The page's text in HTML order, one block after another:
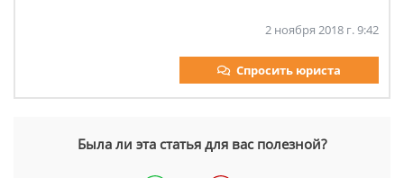
2 ноября 2018 г. 9:42
Спросить юриста
Была ли эта статья для вас полезной?